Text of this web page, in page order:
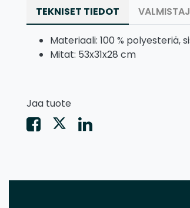
TEKNISET TIEDOT
Materiaali: 100 % polyesteriä,
Mitat: 53x31x28 cm
Jaa tuote